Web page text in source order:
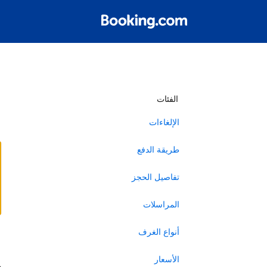
الفئات
الإلغاءات
طريقة الدفع
تفاصيل الحجز
المراسلات
أنواع الغرف
الأسعار